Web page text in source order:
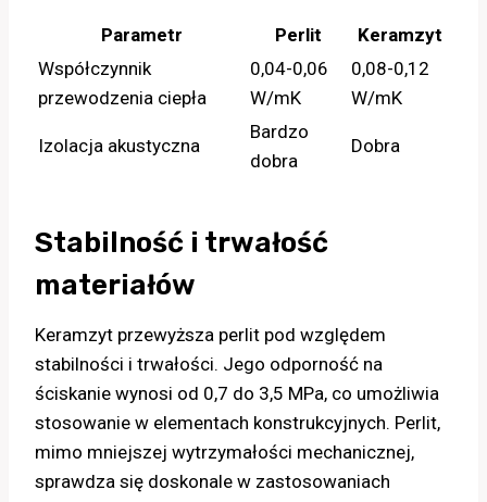
Parametr Perlit
Keramzyt
Współczynnik
przewodzenia ciepła
0,04-0,06
W/mK
0,08-0,12
W/mK
Izolacja akustyczna
Bardzo
dobra
Dobra
Stabilność i trwałość
materiałów
Keramzyt przewyższa perlit pod względem
stabilności i trwałości. Jego odporność na
ściskanie wynosi od 0,7 do 3,5 MPa, co umożliwia
stosowanie w elementach konstrukcyjnych. Perlit,
mimo mniejszej wytrzymałości mechanicznej,
sprawdza się doskonale w zastosowaniach